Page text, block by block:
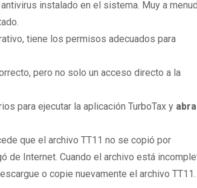
instalado en el sistema. Muy a
tiene los permisos adecuados para
pero no solo un acceso directo a la
para ejecutar la aplicación TurboTax y
que el archivo TT11 no se copió por
de Internet. Cuando el archivo está
o copie nuevamente el archivo TT11.